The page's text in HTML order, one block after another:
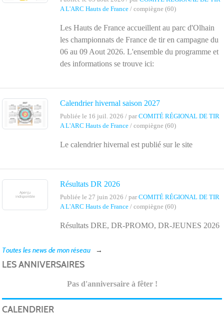
A L'ARC Hauts de France / compiègne (60)
Les Hauts de France accueillent au parc d'Olhain
les championnats de France de tir en campagne du
06 au 09 Aout 2026. L'ensemble du programme et
des informations se trouve ici:
Calendrier hivernal saison 2027
Publiée le 16 juil. 2026 / par COMITÉ RÉGIONAL DE TIR
A L'ARC Hauts de France / compiègne (60)
Le calendrier hivernal est publié sur le site
Résultats DR 2026
Publiée le 27 juin 2026 / par COMITÉ RÉGIONAL DE TIR
A L'ARC Hauts de France / compiègne (60)
Résultats DRE, DR-PROMO, DR-JEUNES 2026
Toutes les news de mon réseau
LES ANNIVERSAIRES
Pas d'anniversaire à fêter !
CALENDRIER